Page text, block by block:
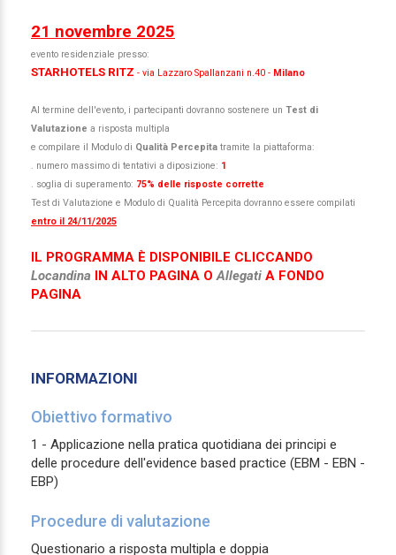
21 novembre 2025
evento residenziale presso:
STARHOTELS RITZ - via Lazzaro Spallanzani n.40 - Milano
Al termine dell'evento, i partecipanti dovranno sostenere un Test di
Valutazione a risposta multipla
e compilare il Modulo di Qualità Percepita tramite la piattaforma:
. numero massimo di tentativi a diposizione: 1
. soglia di superamento: 75% delle risposte corrette
Test di Valutazione e Modulo di Qualità Percepita dovranno essere compilati
entro il 24/11/2025
IL PROGRAMMA È DISPONIBILE CLICCANDO
Locandina IN ALTO PAGINA O Allegati A FONDO
PAGINA
INFORMAZIONI
Obiettivo formativo
1 - Applicazione nella pratica quotidiana dei principi e
delle procedure dell'evidence based practice (EBM - EBN -
EBP)
Procedure di valutazione
Questionario a risposta multipla e doppia